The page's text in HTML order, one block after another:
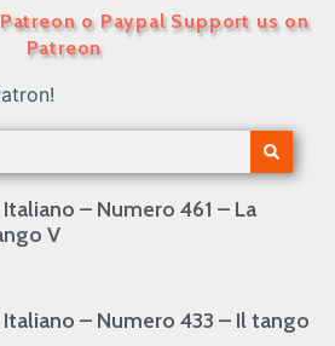
o Paypal Support us on
Patreon
– Numero 461 – La
V
– Numero 433 – Il tango